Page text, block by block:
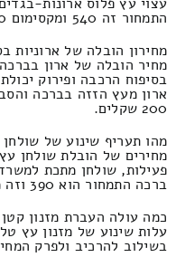
התמחור זה 540 ומקסימום 240 שקל חדש.
מחירון הובלה של ארוניות
בסיפוח הרכבה ופירוק
200 שקלים.
מהו תעריף שינוע של
מחירים של הובלת שולחן
פעילות, שולחן מתכת
ברכה התמחור הוא 390 וזה מגיע עד 200 שקל חדש.
כמה עולה העברת מזנון
עלות שינוע של מזנון עץ
בשילוב להרכיב ולפרק המחיר הוא 400 ועד